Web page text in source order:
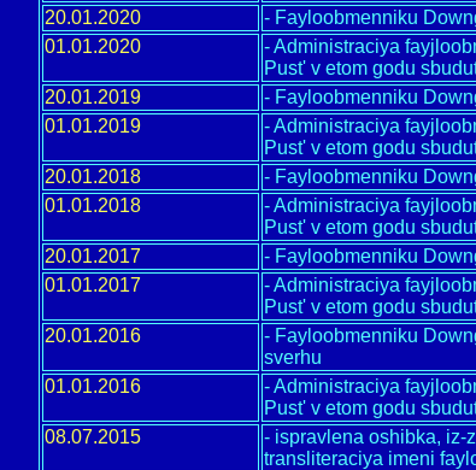
20.01.2020
- Fayloobmenniku
01.01.2020
- Administraciya
Pust' v etom godu
20.01.2019
- Fayloobmenniku
01.01.2019
- Administraciya
Pust' v etom godu
20.01.2018
- Fayloobmenniku
01.01.2018
- Administraciya
Pust' v etom godu
20.01.2017
- Fayloobmenniku
01.01.2017
- Administraciya
Pust' v etom godu
20.01.2016
- Fayloobmenniku
sverhu
01.01.2016
- Administraciya
Pust' v etom godu
08.07.2015
- ispravlena oshibka, iz-
transliteraciya imeni